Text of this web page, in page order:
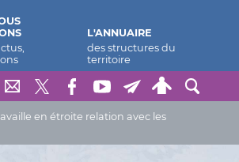
en étroite relation avec les
L'ANNUAIRE